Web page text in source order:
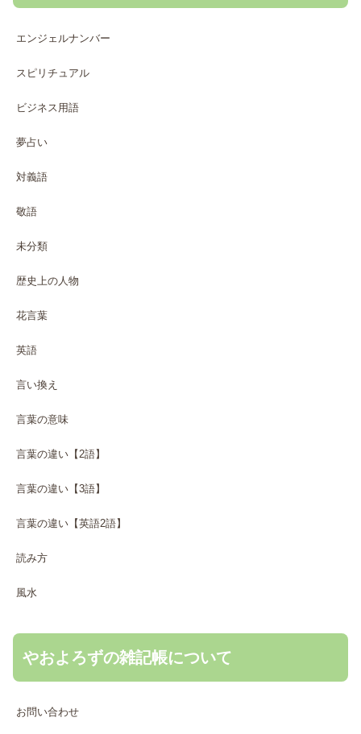
エンジェルナンバー
スピリチュアル
ビジネス用語
夢占い
対義語
敬語
未分類
歴史上の人物
花言葉
英語
言い換え
言葉の意味
言葉の違い【2語】
言葉の違い【3語】
言葉の違い【英語2語】
読み方
風水
やおよろずの雑記帳について
お問い合わせ